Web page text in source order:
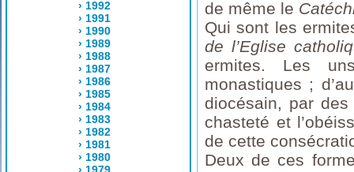
› 1992
› 1991
› 1990
› 1989
› 1988
› 1987
› 1986
› 1985
› 1984
› 1983
› 1982
› 1981
› 1980
de même le
Qui sont les
de l’Eglise
ermites. Les
monastiques ;
diocésain, par
chasteté et
de cette
Deux de ces